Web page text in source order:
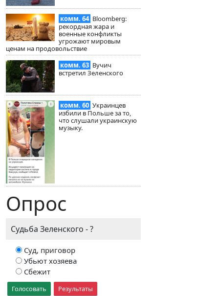
комм. 64 Bloomberg:
рекордная жара и
военные конфликты
угрожают мировым
ценам на продовольствие
комм. 63 Вучич
встретил Зеленского
комм. 60 Украинцев
избили в Польше за то,
что слушали украинскую
музыку.
Опрос
Судьба Зеленского - ?
Суд, приговор
Убьют хозяева
Сбежит
Голосовать Результаты